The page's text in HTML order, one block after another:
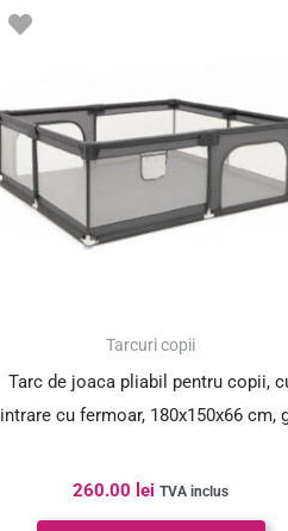
Tarcuri copii
Tarc de joaca pliabil pentru copii,
intrare cu fermoar, 180x150x66 cm,
260.00 lei TVA inclus